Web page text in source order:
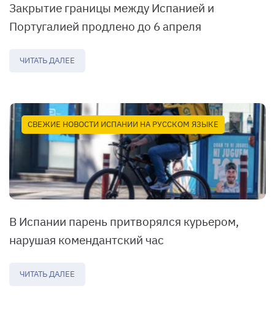
Закрытие границы между Испанией и
Португалией продлено до 6 апреля
ЧИТАТЬ ДАЛЕЕ
СВЕЖИЕ НОВОСТИ ИСПАНИИ НА РУССКОМ ЯЗЫКЕ
В Испании парень притворялся курьером,
нарушая комендантский час
ЧИТАТЬ ДАЛЕЕ